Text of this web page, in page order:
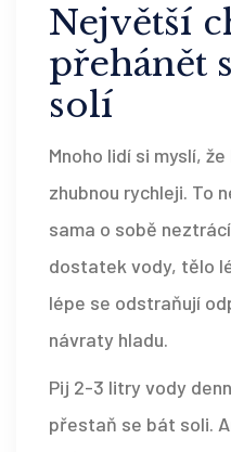
Největší
přehánět
solí
Mnoho lidí si myslí,
zhubnou rychleji. To
sama o sobě
dostatek vody, tělo
lépe se odstraňují
návraty hladu.
Pij 2-3 litry vody
přestaň se bát soli.